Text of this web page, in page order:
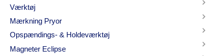
Værktøj
Mærkning Pryor
Opspændings- & Holdeværktøj
Magneter Eclipse